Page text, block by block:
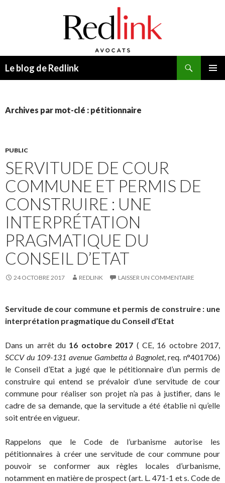
Le blog de Redlink
Archives par mot-clé : pétitionnaire
PUBLIC
SERVITUDE DE COUR
COMMUNE ET PERMIS DE
CONSTRUIRE : UNE
INTERPRÉTATION
PRAGMATIQUE DU
CONSEIL D’ETAT
24 OCTOBRE 2017 REDLINK LAISSER UN COMMENTAIRE
Servitude de cour commune et permis de construire : une
interprétation pragmatique du Conseil d’Etat
Dans un arrêt du 16 octobre 2017 ( CE, 16 octobre 2017,
SCCV du 109-131 avenue Gambetta à Bagnolet, req. n°401706)
le Conseil d’Etat a jugé que le pétitionnaire d’un permis de
construire qui entend se prévaloir d’une servitude de cour
commune pour réaliser son projet n’a pas à justifier, dans le
cadre de sa demande, que la servitude a été établie ni qu’elle
soit entrée en vigueur.
Rappelons que le Code de l’urbanisme autorise les
pétitionnaires à créer une servitude de cour commune pour
pouvoir se conformer aux règles locales d’urbanisme,
notamment en matière de prospect (art. L. 471-1 et s. Code de